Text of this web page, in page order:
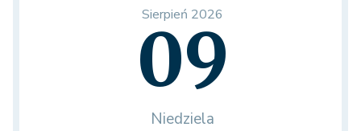
Sierpień 2026
09
Niedziela